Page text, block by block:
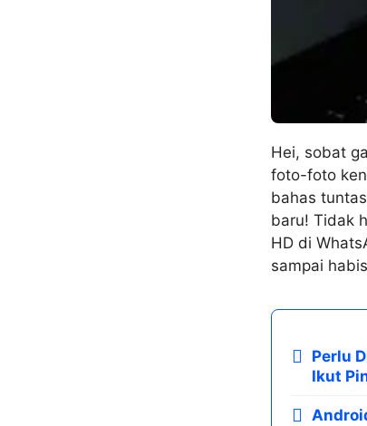
Hei, sobat
foto-foto
bahas
baru! Tidak
HD di
sampai
Perlu
Ikut